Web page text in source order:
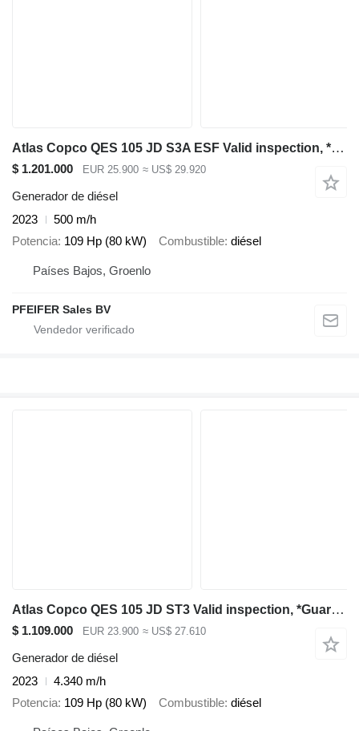
Atlas Copco QES 105 JD S3A ESF Valid inspection, *Guarantee! D
$ 1.201.000 EUR 25.900 ≈ US$ 29.920
Generador de diésel
2023
500 m/h
Potencia 109 Hp (80 kW) Combustible diésel
Países Bajos, Groenlo
PFEIFER Sales BV
Atlas Copco QES 105 JD ST3 Valid inspection, *Guarantee! Diese
$ 1.109.000 EUR 23.900 ≈ US$ 27.610
Generador de diésel
2023
4.340 m/h
Potencia 109 Hp (80 kW) Combustible diésel